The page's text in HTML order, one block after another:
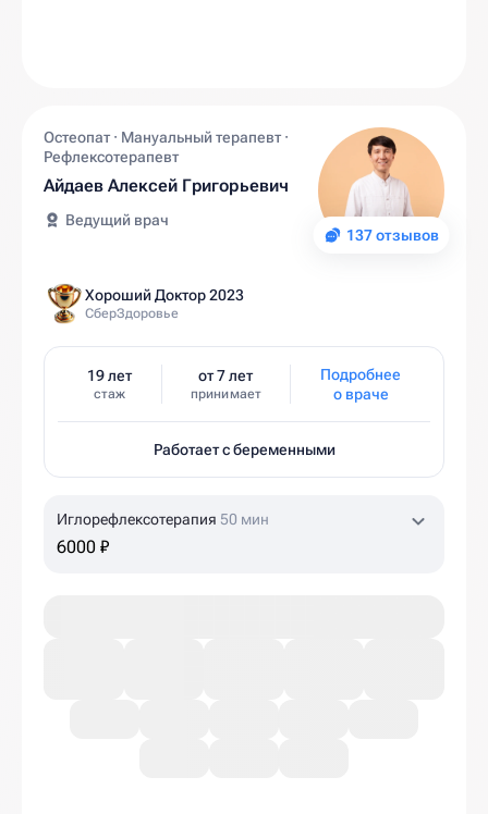
137 отзывов
Остеопат · Мануальный терапевт ·
Рефлексотерапевт
Айдаев Алексей Григорьевич
Ведущий врач
Хороший Доктор 2023
СберЗдоровье
19 лет
стаж
от 7 лет
принимает
Подробнее
о враче
Работает с беременными
Иглорефлексотерапия 50 мин
6000 ₽